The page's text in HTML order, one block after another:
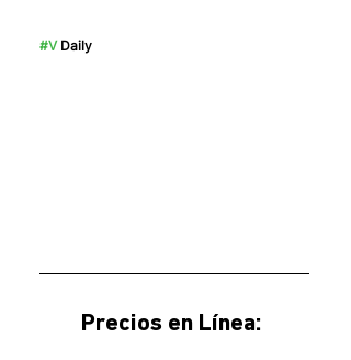
#V Daily
Precios en Línea: